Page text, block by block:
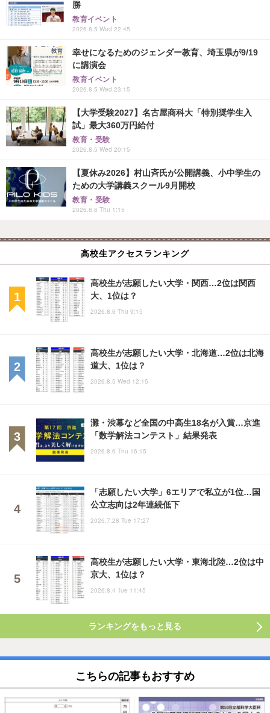
勝
教育イベント
2026.8.5 Wed 22:45
幸せになるためのジェンダー教育、埼玉県が9/19
に講演会
教育イベント
2026.8.5 Wed 23:15
【大学受験2027】名古屋商科大「特別奨学生入
試」最大360万円給付
教育・受験
2026.8.5 Wed 20:15
【夏休み2026】村山斉氏が公開講義、小中学生の
ための大学講義スクール9月開校
教育・受験
2026.8.6 Thu 1:15
高校生アクセスランキング
高校生が志願したい大学・関西…2位は関西
大、1位は？
2026.8.6 Thu 9:15
高校生が志願したい大学・北海道…2位は北海
道大、1位は？
2026.8.5 Wed 12:15
灘・渋幕など全国の中高生18名が入賞…京進
「数学解法コンテスト」結果発表
2026.8.6 Thu 16:15
「志願したい大学」6エリアで私立が1位…国
公立志向は2年連続低下
2026.7.28 Tue 17:27
高校生が志願したい大学・東海北陸…2位は中
京大、1位は？
2026.8.4 Tue 11:45
ランキングをもっと見る
こちらの記事もおすすめ